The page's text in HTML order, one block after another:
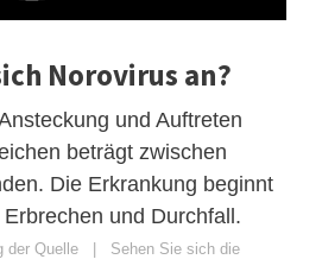
Norovirus an?
und Auftreten
beträgt zwischen
Die Erkrankung beginnt
und Durchfall.
der Quelle | Sehen Sie sich die